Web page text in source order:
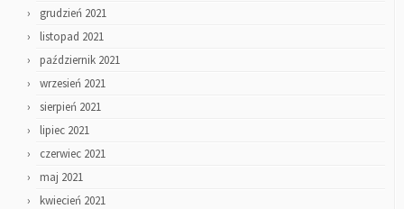
grudzień 2021
listopad 2021
październik 2021
wrzesień 2021
sierpień 2021
lipiec 2021
czerwiec 2021
maj 2021
kwiecień 2021